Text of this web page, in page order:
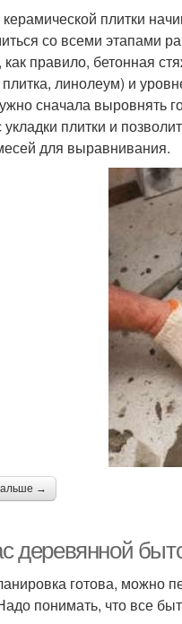
керамической плитки
со всеми этапами
как правило, бетонная
плитка, линолеум) и
сначала выровнять
укладки плитки и
для выравнивания.
→
деревянной
готова, можно
понимать, что все